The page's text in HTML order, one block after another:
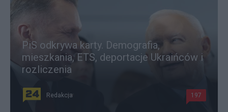
PiS odkrywa karty. Demografia,
mieszkania, ETS, deportacje Ukraińców i
rozliczenia
Redakcja 197